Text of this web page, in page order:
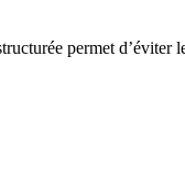
permet d’éviter